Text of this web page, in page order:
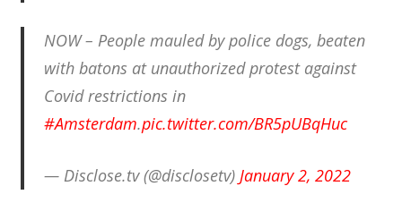
NOW – People mauled by police dogs, beaten
with batons at unauthorized protest against
Covid restrictions in
#Amsterdam.pic.twitter.com/BR5pUBqHuc
— Disclose.tv (@disclosetv) January 2, 2022